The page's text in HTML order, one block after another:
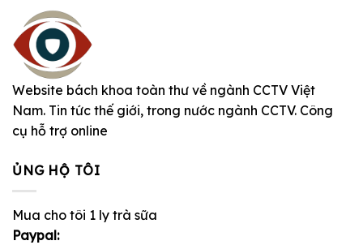
Website bách khoa toàn thư về ngành CCTV Việt
Nam. Tin tức thế giới, trong nước ngành CCTV. Công
cụ hỗ trợ online
ỦNG HỘ TÔI
Mua cho tôi 1 ly trà sữa
Paypal: